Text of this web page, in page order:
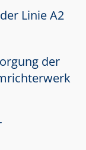
Linie A2
der